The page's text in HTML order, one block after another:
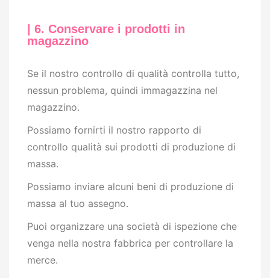
| 6. Conservare i prodotti in
magazzino
Se il nostro controllo di qualità controlla tutto,
nessun problema, quindi immagazzina nel
magazzino.
Possiamo fornirti il nostro rapporto di
controllo qualità sui prodotti di produzione di
massa.
Possiamo inviare alcuni beni di produzione di
massa al tuo assegno.
Puoi organizzare una società di ispezione che
venga nella nostra fabbrica per controllare la
merce.